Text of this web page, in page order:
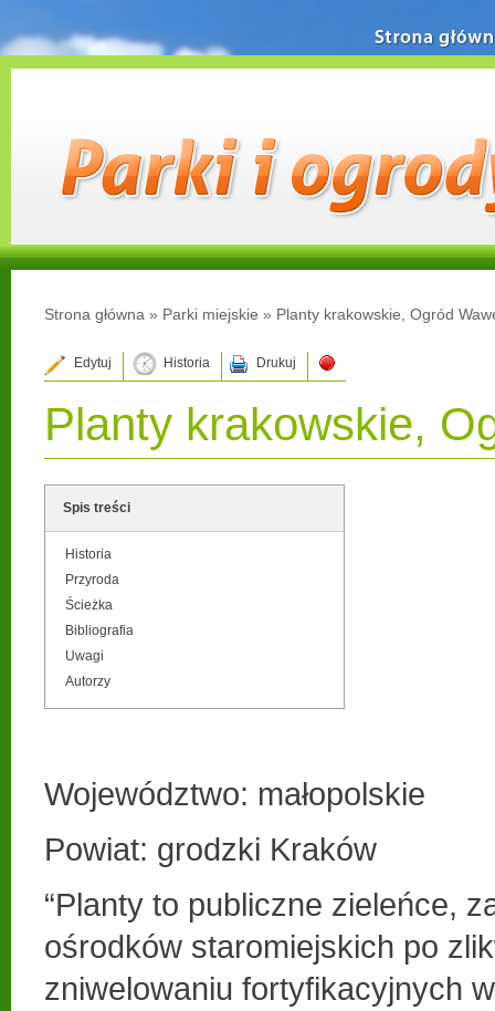
Strona główna » Parki miejskie » Planty krakowskie, Ogród
Edytuj Historia Drukuj
Planty krakowskie,
Spis treści
Historia
Przyroda
Ścieżka
Bibliografia
Uwagi
Autorzy
Województwo: małopolskie
Powiat: grodzki Kraków
“Planty to publiczne zieleńce,
ośrodków staromiejskich po
zniwelowaniu fortyfikacyjnych
Strona główna